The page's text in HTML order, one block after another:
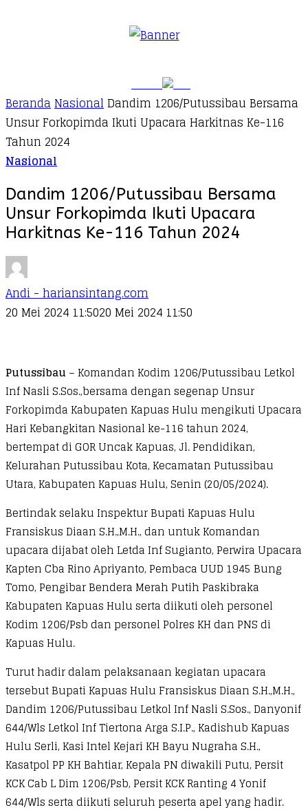
BerandaNasionalDandim 1206/Putussibau Bersama
Unsur Forkopimda Ikuti Upacara Harkitnas Ke-116
Tahun 2024
Nasional
Dandim 1206/Putussibau Bersama
Unsur Forkopimda Ikuti Upacara
Harkitnas Ke-116 Tahun 2024
Andi - hariansintang.com
20 Mei 2024 11:5020 Mei 2024 11:50
Putussibau – Komandan Kodim 1206/Putussibau Letkol
Inf Nasli S.Sos.,bersama dengan segenap Unsur
Forkopimda Kabupaten Kapuas Hulu mengikuti Upacara
Hari Kebangkitan Nasional ke-116 tahun 2024,
bertempat di GOR Uncak Kapuas, Jl. Pendidikan,
Kelurahan Putussibau Kota, Kecamatan Putussibau
Utara, Kabupaten Kapuas Hulu, Senin (20/05/2024).
Bertindak selaku Inspektur Bupati Kapuas Hulu
Fransiskus Diaan S.H.,M.H., dan untuk Komandan
upacara dijabat oleh Letda Inf Sugianto, Perwira Upacara
Kapten Cba Rino Apriyanto, Pembaca UUD 1945 Bung
Tomo, Pengibar Bendera Merah Putih Paskibraka
Kabupaten Kapuas Hulu serta diikuti oleh personel
Kodim 1206/Psb dan personel Polres KH dan PNS di
Kapuas Hulu.
Turut hadir dalam pelaksanaan kegiatan upacara
tersebut Bupati Kapuas Hulu Fransiskus Diaan S.H.,M.H.,
Dandim 1206/Putussibau Letkol Inf Nasli S.Sos., Danyonif
644/Wls Letkol Inf Tiertona Arga S.I.P., Kadishub Kapuas
Hulu Serli, Kasi Intel Kejari KH Bayu Nugraha S.H.,
Kasatpol PP KH Bahtiar, Kepala PN diwakili Putu, Persit
KCK Cab L Dim 1206/Psb, Persit KCK Ranting 4 Yonif
644/Wls serta diikuti seluruh peserta apel yang hadir.